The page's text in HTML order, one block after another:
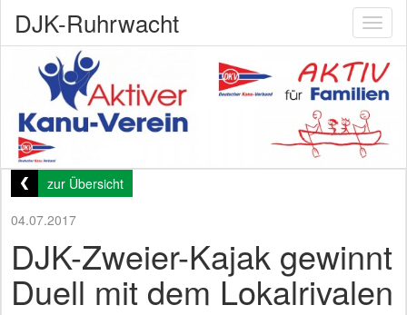
DJK-Ruhrwacht
zur Übersicht
04.07.2017
DJK-Zweier-Kajak gewinnt
Duell mit dem Lokalrivalen